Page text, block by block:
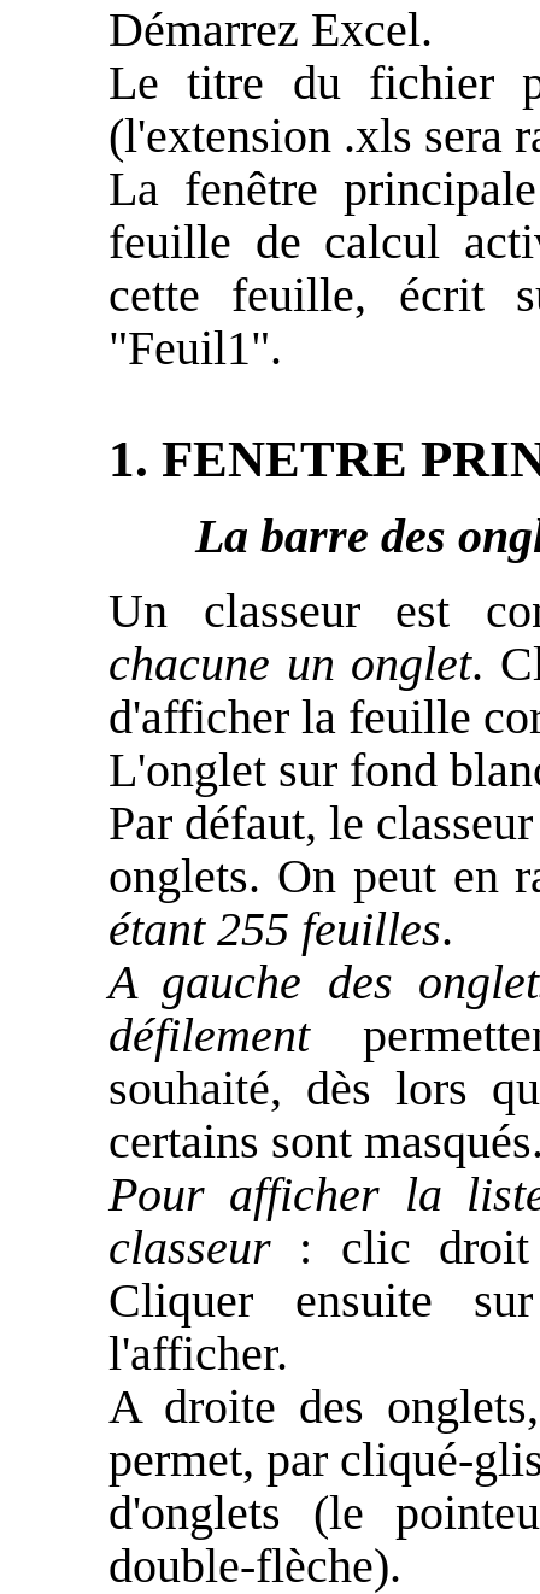
Démarrez Excel.
Le titre du fichier
(l'extension .xls sera
La fenêtre
feuille de calcul
cette feuille, écrit
"Feuil1".
1. FENETRE
La barre des
Un classeur est
chacune un onglet.
d'afficher la feuille
L'onglet sur fond
Par défaut, le
onglets. On peut en
étant 255 feuilles.
A gauche des
défilement
souhaité, dès lors
certains sont
Pour afficher la
classeur : clic droit
Cliquer ensuite
l'afficher.
A droite des
permet, par cliqué-
d'onglets (le
double-flèche).